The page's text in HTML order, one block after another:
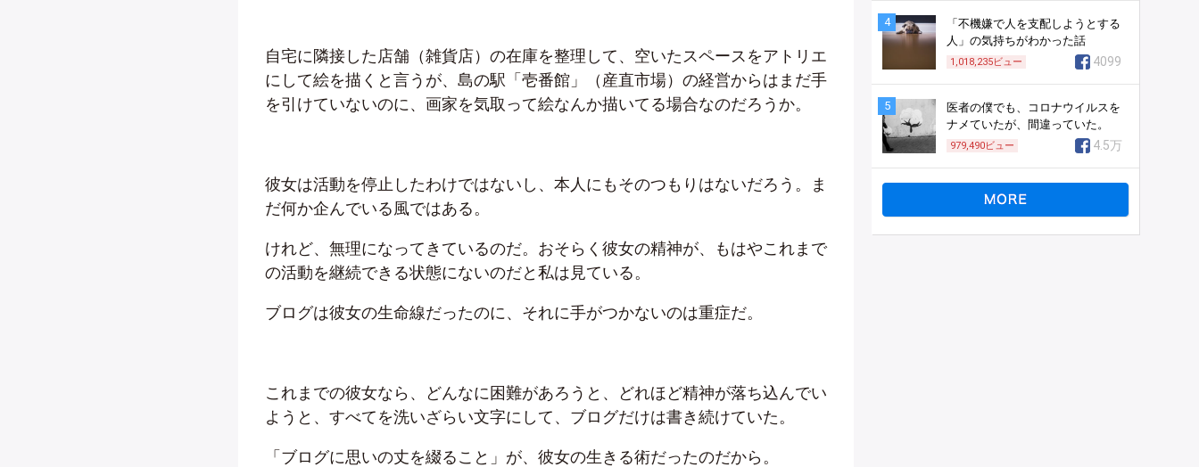
自宅に隣接した店舗（雑貨店）の在庫を整理して、空いたスペースをアトリエ
にして絵を描くと言うが、島の駅「壱番館」（産直市場）の経営からはまだ手
を引けていないのに、画家を気取って絵なんか描いてる場合なのだろうか。
彼女は活動を停止したわけではないし、本人にもそのつもりはないだろう。ま
だ何か企んでいる風ではある。
けれど、無理になってきているのだ。おそらく彼女の精神が、もはやこれまで
の活動を継続できる状態にないのだと私は見ている。
ブログは彼女の生命線だったのに、それに手がつかないのは重症だ。
これまでの彼女なら、どんなに困難があろうと、どれほど精神が落ち込んでい
ようと、すべてを洗いざらい文字にして、ブログだけは書き続けていた。
「ブログに思いの丈を綴ること」が、彼女の生きる術だったのだから。
4
「不機嫌で人を支配しようとする
人」の気持ちがわかった話
1,018,235ビュー 4099
5
医者の僕でも、コロナウイルスを
ナメていたが、間違っていた。
979,490ビュー 4.5万